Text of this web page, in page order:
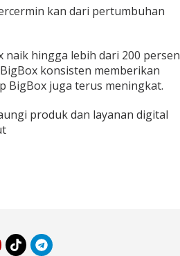
kan dari pertumbuhan
hingga lebih dari 200 persen
konsisten memberikan
BigBox juga terus meningkat.
produk dan layanan digital